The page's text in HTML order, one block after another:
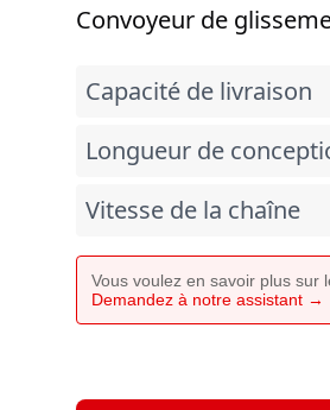
Convoyeur de
Capacité de livraison
Longueur de
Vitesse de la chaîne
Vous voulez en savoir plus sur
Demandez à notre assistant →